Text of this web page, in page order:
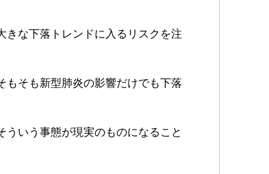
きな下落トレンドに入るリスクを注
もそも新型肺炎の影響だけでも下落
いう事態が現実のものになること